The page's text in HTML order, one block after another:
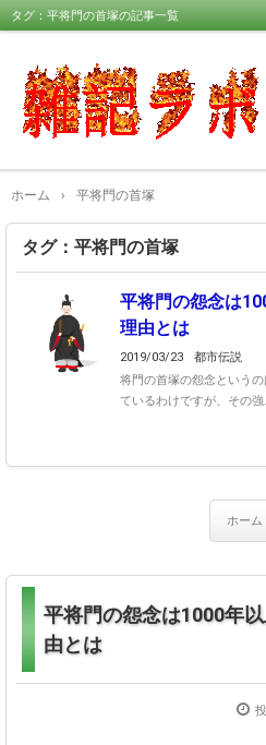
タグ：平将門の首塚の記事一覧
ホーム › 平将門の首塚
タグ：平将門の首塚
平将門の怨念は
理由とは
2019/03/23
都市伝説
将門の首塚の怨念という
ているわけですが、その強
ホーム
平将門の怨念は1000年
由とは